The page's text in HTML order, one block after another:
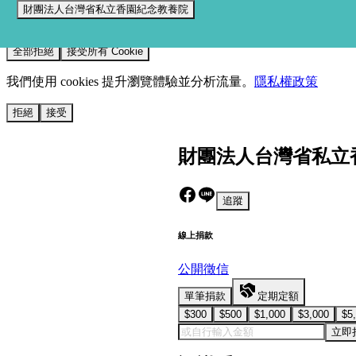
我們使用 cookies 來提升您的瀏覽體驗並分析網站流量。
全部拒絕 接受所有 Cookie
我們使用 cookies 提升瀏覽體驗並分析流量。 隱私權政策
拒絕 接受
財團法人台灣省私立香園紀念教養院
財團法人台灣省私
追蹤
線上捐款
公開徵信
單筆捐款
定期定額
$300
$500 $1,000 $3,000
立即